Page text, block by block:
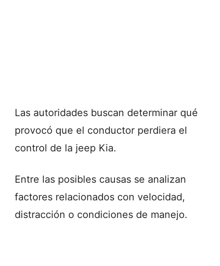
Las autoridades buscan determinar qué
provocó que el conductor perdiera el
control de la jeep Kia.
Entre las posibles causas se analizan
factores relacionados con velocidad,
distracción o condiciones de manejo.